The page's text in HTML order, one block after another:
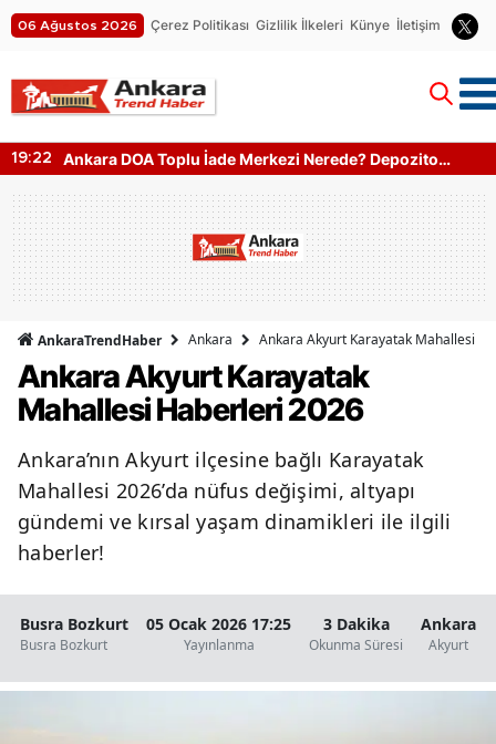
06 Ağustos 2026 Çerez Politikası Gizlilik İlkeleri Künye İletişim
19:22
Ankara DOA Toplu İade Merkezi Nerede? Depozito
AnkaraTrendHaber Ankara Ankara Akyurt Karayatak Mahallesi
Ankara Akyurt Karayatak
Mahallesi Haberleri 2026
Ankara’nın Akyurt ilçesine bağlı Karayatak
Mahallesi 2026’da nüfus değişimi, altyapı
gündemi ve kırsal yaşam dinamikleri ile ilgili
haberler!
Busra Bozkurt
Busra Bozkurt
05 Ocak 2026 17:25
Yayınlanma
3 Dakika
Okunma Süresi
Ankara
Akyurt